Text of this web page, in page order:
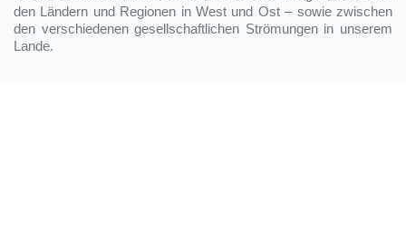
den Ländern und Regionen in West und Ost – sowie zwischen
den verschiedenen gesellschaftlichen Strömungen in unserem
Lande.